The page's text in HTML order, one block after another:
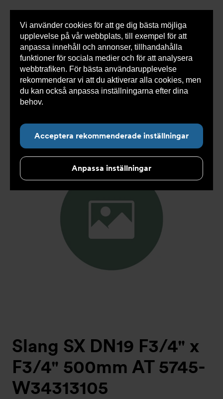
Vi använder cookies för att ge dig bästa möjliga
upplevelse på vår webbplats, till exempel för att
anpassa innehåll och annonser, tillhandahålla
funktioner för sociala medier och för att analysera
webbtrafiken. För bästa användarupplevelse
rekommenderar vi att du aktiverar alla cookies, men
du kan också anpassa inställningarna efter dina
behov.
Acceptera rekommenderade inställningar
Anpassa inställningar
0 varorSnabborder
Du
här:
Armatec > Produkter > Kyla > Slang >
Slang
> Slang SX AT 5745- >
Slang SX DN19 F3/4" x F3/4"
500mm AT 5745-W34313105
Slang SX DN19 F3/4" x
F3/4" 500mm AT 5745-
W34313105